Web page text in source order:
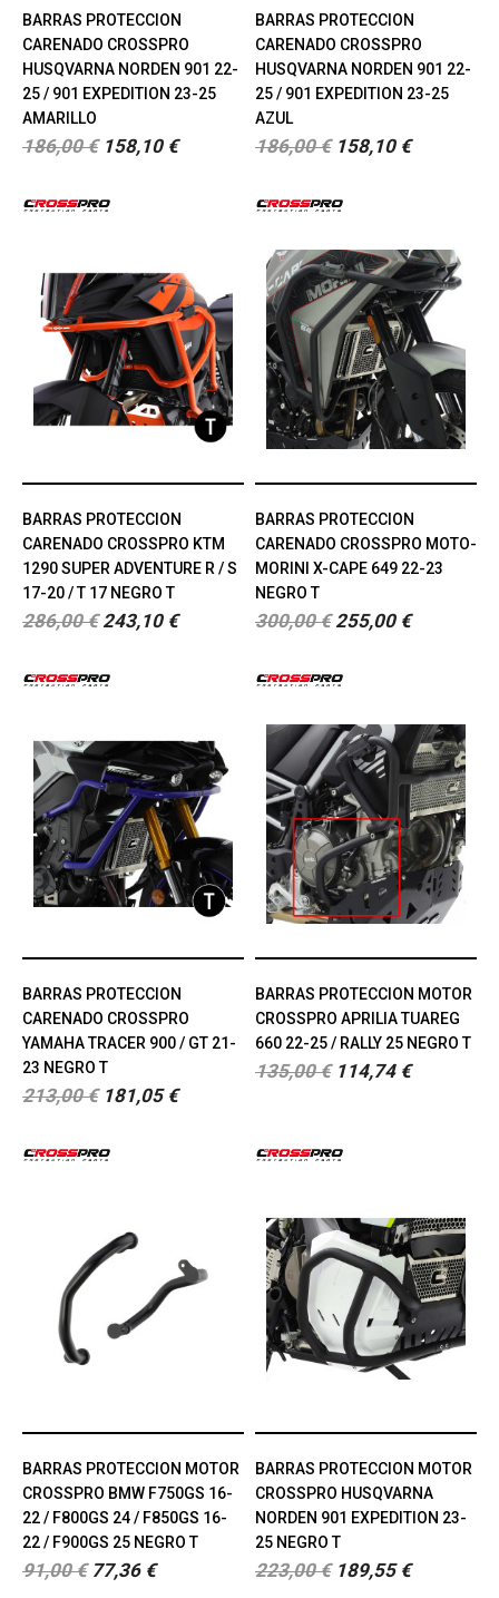
BARRAS PROTECCION
CARENADO CROSSPRO
HUSQVARNA NORDEN 901 22-
25 / 901 EXPEDITION 23-25
AMARILLO
186,00 € 158,10 €
BARRAS PROTECCION
CARENADO CROSSPRO
HUSQVARNA NORDEN 901 22-
25 / 901 EXPEDITION 23-25
AZUL
186,00 € 158,10 €
BARRAS PROTECCION
CARENADO CROSSPRO KTM
1290 SUPER ADVENTURE R / S
17-20 / T 17 NEGRO T
286,00 € 243,10 €
BARRAS PROTECCION
CARENADO CROSSPRO MOTO-
MORINI X-CAPE 649 22-23
NEGRO T
300,00 € 255,00 €
BARRAS PROTECCION
CARENADO CROSSPRO
YAMAHA TRACER 900 / GT 21-
23 NEGRO T
213,00 € 181,05 €
BARRAS PROTECCION MOTOR
CROSSPRO APRILIA TUAREG
660 22-25 / RALLY 25 NEGRO T
135,00 € 114,74 €
BARRAS PROTECCION MOTOR
CROSSPRO BMW F750GS 16-
22 / F800GS 24 / F850GS 16-
22 / F900GS 25 NEGRO T
91,00 € 77,36 €
BARRAS PROTECCION MOTOR
CROSSPRO HUSQVARNA
NORDEN 901 EXPEDITION 23-
25 NEGRO T
223,00 € 189,55 €